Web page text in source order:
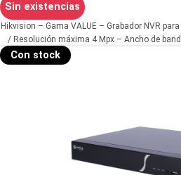
Sin existencias
Hikvision – Gama VALUE – Grabador NVR
/ Resolución máxima 4 Mpx – Ancho de
Con stock